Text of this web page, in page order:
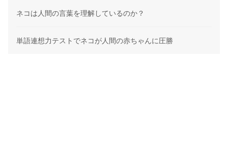
ネコは人間の言葉を理解しているのか？
単語連想力テストでネコが人間の赤ちゃんに圧勝